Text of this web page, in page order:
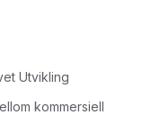
Utvikling
kommersiell